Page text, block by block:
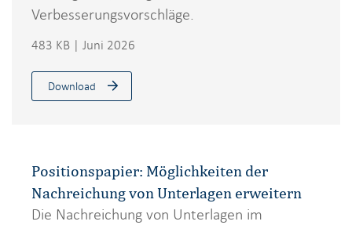
Verbesserungsvorschläge.
483 KB | Juni 2026
Download
Positionspapier: Möglichkeiten der
Nachreichung von Unterlagen erweitern
Die Nachreichung von Unterlagen im